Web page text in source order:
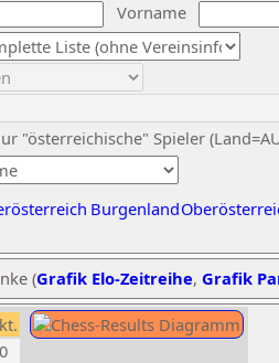
Vorname
"österreichische" Spieler
Burgenland
(Grafik Elo-Zeitreihe, Grafik
0